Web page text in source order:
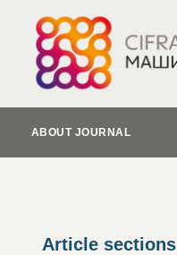
ABOUT JOURNAL
Article sections